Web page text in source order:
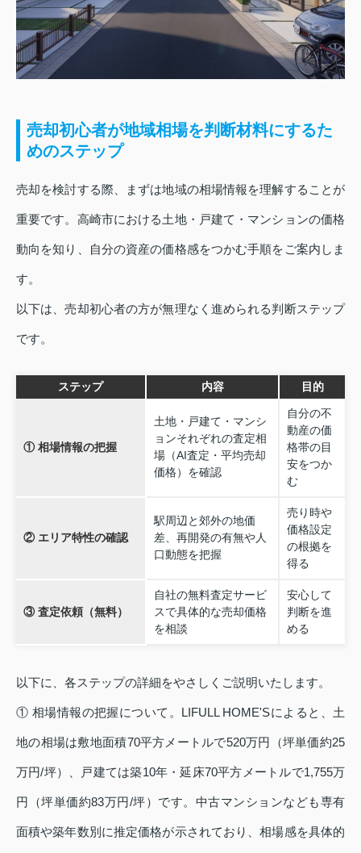
売却初心者が地域相場を判断材料にするた
めのステップ
売却を検討する際、まずは地域の相場情報を理解することが
重要です。高崎市における土地・戸建て・マンションの価格
動向を知り、自分の資産の価格感をつかむ手順をご案内しま
す。
以下は、売却初心者の方が無理なく進められる判断ステップ
です。
ステップ 内容 目的
① 相場情報の把握
土地・戸建て・マンシ
ョンそれぞれの査定相
場（AI査定・平均売却
価格）を確認
自分の不
動産の価
格帯の目
安をつか
む
② エリア特性の確認
駅周辺と郊外の地価
差、再開発の有無や人
口動態を把握
売り時や
価格設定
の根拠を
得る
③ 査定依頼（無料）
自社の無料査定サービ
スで具体的な売却価格
を相談
安心して
判断を進
める
以下に、各ステップの詳細をやさしくご説明いたします。
① 相場情報の把握について。LIFULL HOME'Sによると、土
地の相場は敷地面積70平方メートルで520万円（坪単価約25
万円/坪）、戸建ては築10年・延床70平方メートルで1,755万
円（坪単価約83万円/坪）です。中古マンションなども専有
面積や築年数別に推定価格が示されており、相場感を具体的